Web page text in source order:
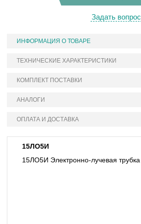
Задать вопрос
ИНФОРМАЦИЯ О ТОВАРЕ
ТЕХНИЧЕСКИЕ ХАРАКТЕРИСТИКИ
КОМПЛЕКТ ПОСТАВКИ
АНАЛОГИ
ОПЛАТА И ДОСТАВКА
15ЛО5И
15ЛО5И Электронно-лучевая трубка